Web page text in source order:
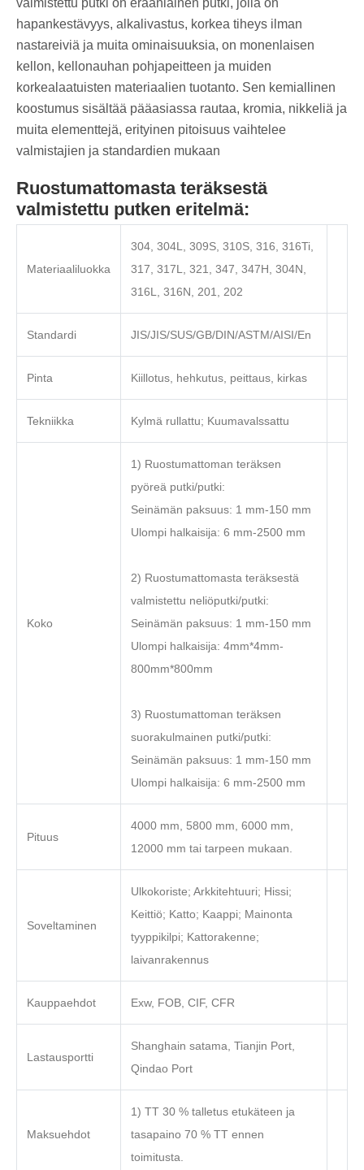
valmistettu putki on eräänlainen putki, jolla on
hapankestävyys, alkalivastus, korkea tiheys ilman
nastareiviä ja muita ominaisuuksia, on monenlaisen
kellon, kellonauhan pohjapeitteen ja muiden
korkealaatuisten materiaalien tuotanto. Sen kemiallinen
koostumus sisältää pääasiassa rautaa, kromia, nikkeliä ja
muita elementtejä, erityinen pitoisuus vaihtelee
valmistajien ja standardien mukaan
Ruostumattomasta teräksestä
valmistettu putken eritelmä:
Materiaaliluokka
304, 304L, 309S, 310S, 316, 316Ti,
317, 317L, 321, 347, 347H, 304N,
316L, 316N, 201, 202
Standardi JIS/JIS/SUS/GB/DIN/ASTM/AISI/En
Pinta Kiillotus, hehkutus, peittaus, kirkas
Tekniikka Kylmä rullattu; Kuumavalssattu
Koko
1) Ruostumattoman teräksen
pyöreä putki/putki:
Seinämän paksuus: 1 mm-150 mm
Ulompi halkaisija: 6 mm-2500 mm
2) Ruostumattomasta teräksestä
valmistettu neliöputki/putki:
Seinämän paksuus: 1 mm-150 mm
Ulompi halkaisija: 4mm*4mm-
800mm*800mm
3) Ruostumattoman teräksen
suorakulmainen putki/putki:
Seinämän paksuus: 1 mm-150 mm
Ulompi halkaisija: 6 mm-2500 mm
Pituus
4000 mm, 5800 mm, 6000 mm,
12000 mm tai tarpeen mukaan.
Soveltaminen
Ulkokoriste; Arkkitehtuuri; Hissi;
Keittiö; Katto; Kaappi; Mainonta
tyyppikilpi; Kattorakenne;
laivanrakennus
Kauppaehdot Exw, FOB, CIF, CFR
Lastausportti
Shanghain satama, Tianjin Port,
Qindao Port
Maksuehdot
1) TT 30 % talletus etukäteen ja
tasapaino 70 % TT ennen
toimitusta.